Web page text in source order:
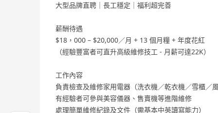
大型品牌直聘｜長工穩定｜福利超完善
薪酬待遇
$18，000 – $20,000／月 + 13 個月糧 + 年度花紅
（經驗豐富者可直升高級維修技工 - 月薪可達22K）
工作內容
負責檢查及維修家用電器（洗衣機／乾衣機／雪櫃／
有經驗者可參與美容儀器、售賣機等進階維修
處理簡單維修紀錄及文件（需基本中英讀寫能力）